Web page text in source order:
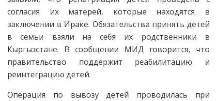
согласия их матерей, которые находятся в
заключении в Ираке. Обязательства принять детей
в семьи взяли на себя их родственники в
Кыргызстане. В сообщении МИД говорится, что
правительство поддержит реабилитацию и
реинтеграцию детей.
Операция по вывозу детей проводилась при